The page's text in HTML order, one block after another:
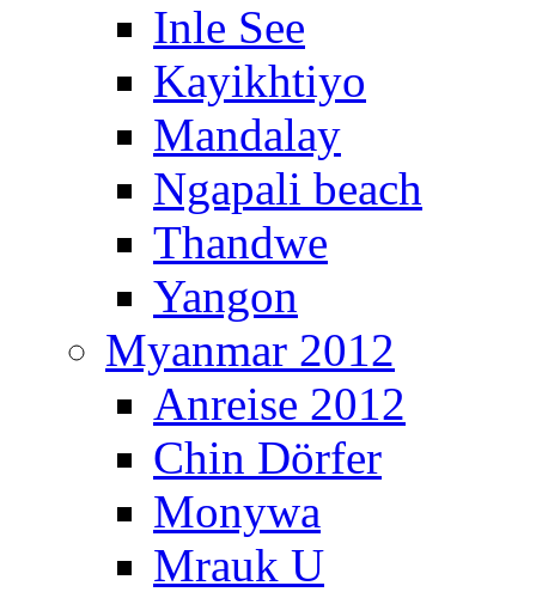
Inle See
Kayikhtiyo
Mandalay
Ngapali beach
Thandwe
Yangon
Myanmar 2012
Anreise 2012
Chin Dörfer
Monywa
Mrauk U